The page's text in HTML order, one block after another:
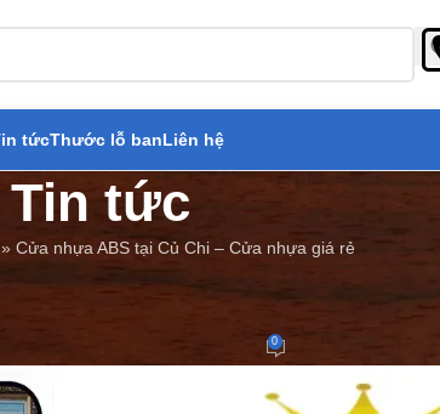
tứcThước lỗ banLiên hệ
Tin tức
Cửa nhựa ABS tại Củ Chi – Cửa nhựa giá rẻ
Củ Chi – Cửa nhựa giá rẻ
0